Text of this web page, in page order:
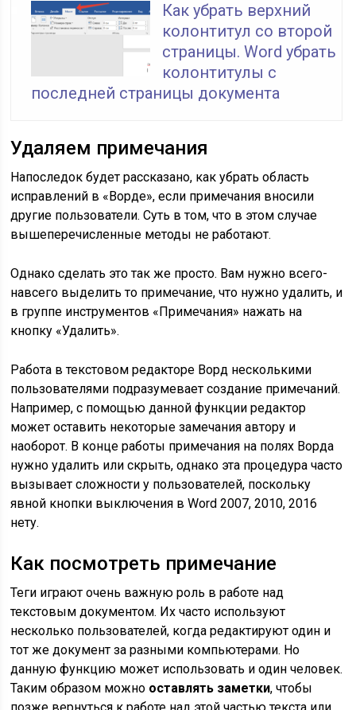
Как убрать верхний
колонтитул со второй
страницы. Word убрать
колонтитулы с
последней страницы документа
Удаляем примечания
Напоследок будет рассказано, как убрать область
исправлений в «Ворде», если примечания вносили
другие пользователи. Суть в том, что в этом случае
вышеперечисленные методы не работают.
Однако сделать это так же просто. Вам нужно всего-
навсего выделить то примечание, что нужно удалить, и
в группе инструментов «Примечания» нажать на
кнопку «Удалить».
Работа в текстовом редакторе Ворд несколькими
пользователями подразумевает создание примечаний.
Например, с помощью данной функции редактор
может оставить некоторые замечания автору и
наоборот. В конце работы примечания на полях Ворда
нужно удалить или скрыть, однако эта процедура часто
вызывает сложности у пользователей, поскольку
явной кнопки выключения в Word 2007, 2010, 2016
нету.
Как посмотреть примечание
Теги играют очень важную роль в работе над
текстовым документом. Их часто используют
несколько пользователей, когда редактируют один и
тот же документ за разными компьютерами. Но
данную функцию может использовать и один человек.
Таким образом можно оставлять заметки, чтобы